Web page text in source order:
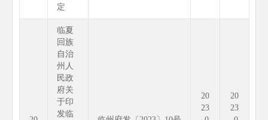
定
临夏
回族
自治
州人
民政
府关
于印
发临
20
23
20
23